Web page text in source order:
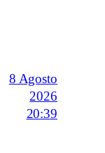
8 Agosto
2026
20:39